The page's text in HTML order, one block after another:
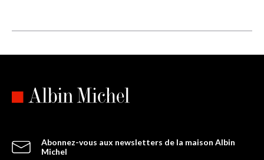
Abonnez-vous aux newsletters de la maison Albin
Michel